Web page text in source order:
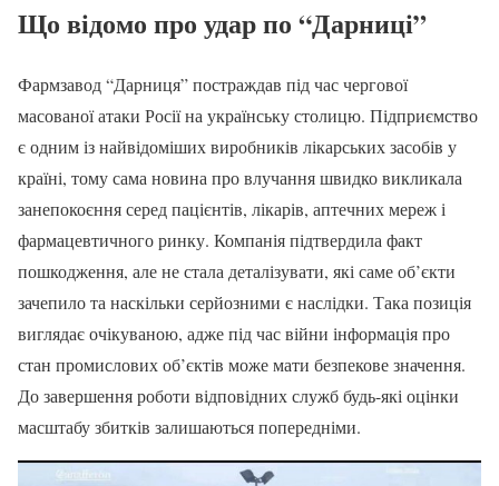
Що відомо про удар по “Дарниці”
Фармзавод “Дарниця” постраждав під час чергової
масованої атаки Росії на українську столицю. Підприємство
є одним із найвідоміших виробників лікарських засобів у
країні, тому сама новина про влучання швидко викликала
занепокоєння серед пацієнтів, лікарів, аптечних мереж і
фармацевтичного ринку. Компанія підтвердила факт
пошкодження, але не стала деталізувати, які саме об’єкти
зачепило та наскільки серйозними є наслідки. Така позиція
виглядає очікуваною, адже під час війни інформація про
стан промислових об’єктів може мати безпекове значення.
До завершення роботи відповідних служб будь-які оцінки
масштабу збитків залишаються попередніми.